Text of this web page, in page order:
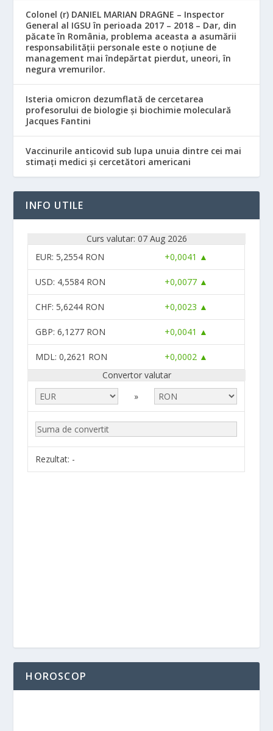
Colonel (r) DANIEL MARIAN DRAGNE – Inspector
General al IGSU în perioada 2017 – 2018 – Dar, din
păcate în România, problema aceasta a asumării
responsabilităţii personale este o noţiune de
management mai îndepărtat pierdut, uneori, în
negura vremurilor.
Isteria omicron dezumflată de cercetarea
profesorului de biologie și biochimie moleculară
Jacques Fantini
Vaccinurile anticovid sub lupa unuia dintre cei mai
stimați medici și cercetători americani
INFO UTILE
Curs valutar: 07 Aug 2026
EUR: 5,2554 RON +0,0041 ▲
USD: 4,5584 RON +0,0077 ▲
CHF: 5,6244 RON +0,0023 ▲
GBP: 6,1277 RON +0,0041 ▲
MDL: 0,2621 RON
+0,0002 ▲
Convertor valutar
»
Rezultat: -
HOROSCOP